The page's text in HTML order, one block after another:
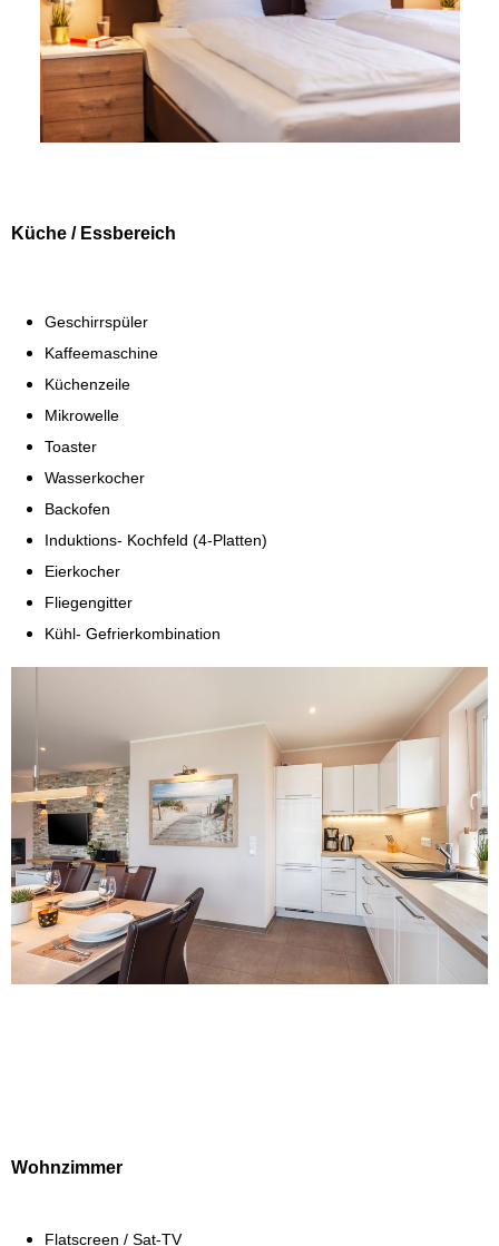
Küche / Essbereich
Geschirrspüler
Kaffeemaschine
Küchenzeile
Mikrowelle
Toaster
Wasserkocher
Backofen
Induktions- Kochfeld (4-Platten)
Eierkocher
Fliegengitter
Kühl- Gefrierkombination
Wohnzimmer
Flatscreen / Sat-TV